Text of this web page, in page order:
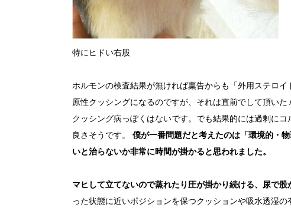
特にヒドい右股
ホルモンの検査結果が無ければ稟告からも「外用ステロ
原性クッシングになるのですが、それは直前でして頂い
クッシング病っぽくはないです。でも結果的には過剰に
良さそうです。 僕が一番問題だと考えたのは「環境的・
いと治らないか非常に時間が掛かると思われました。
マヒして立てないので蒸れたり圧が掛かり続ける、尿で
った状態に近いポジションを保つクッションや吸水透湿